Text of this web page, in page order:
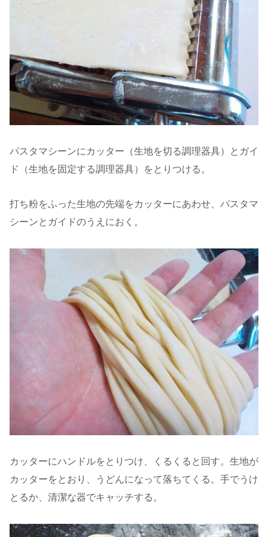
パスタマシーンにカッター（生地を切る調理器具）とガイ
ド（生地を固定する調理器具）をとりつける。
打ち粉をふった生地の先端をカッターにあわせ、パスタマ
シーンとガイドのうえにおく。
カッターにハンドルをとりつけ、くるくると回す。生地が
カッターをとおり、うどんになって落ちてくる。手でうけ
とるか、清潔な器でキャッチする。